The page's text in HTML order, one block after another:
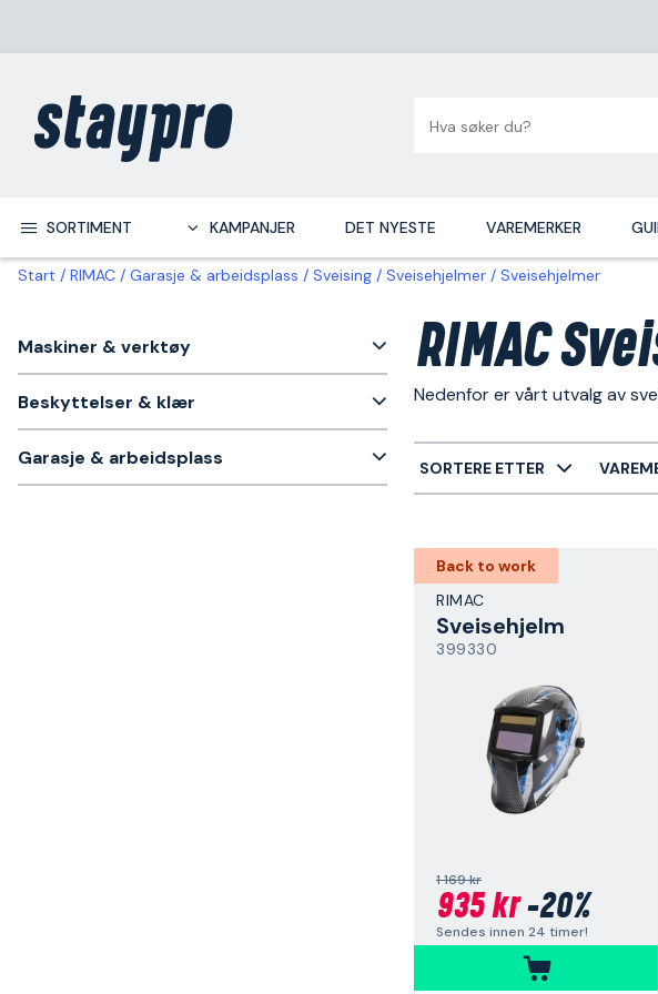
SORTIMENT KAMPANJER DET NYESTE VAREMERKER
Start RIMAC Garasje & arbeidsplass Sveising Sveisehjelmer Sveisehjelmer
Maskiner & verktøy
Beskyttelser & klær
Garasje & arbeidsplass
RIMAC
Nedenfor er vårt utvalg av
SORTERE ETTER
Back to work
RIMAC
Sveisehjelm
399330
1 169 kr
935 kr-20%
Sendes innen 24 timer!